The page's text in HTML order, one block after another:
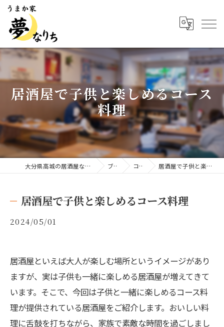
居酒屋で子供と楽しめるコース
料理
大分県高城の居酒屋ならうまか家 夢なりち ブログ コラム 居酒屋で子供と楽しめるコース料理
居酒屋で子供と楽しめるコース料理
2024/05/01
居酒屋といえば大人が楽しむ場所というイメージがあり
ますが、実は子供も一緒に楽しめる居酒屋が増えてきて
います。そこで、今回は子供と一緒に楽しめるコース料
理が提供されている居酒屋をご紹介します。おいしい料
理に舌鼓を打ちながら、家族で素敵な時間を過ごしまし